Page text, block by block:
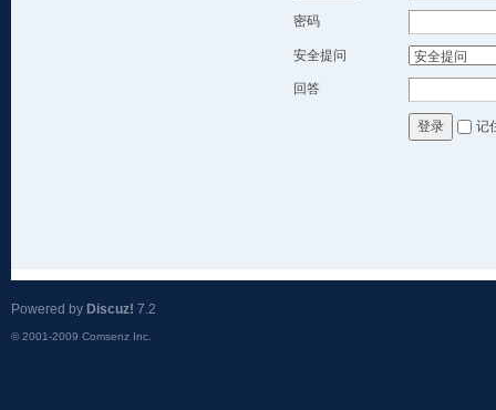
密码
安全提问
回答
登录 记
Powered by Discuz! 7.2
© 2001-2009 Comsenz Inc.